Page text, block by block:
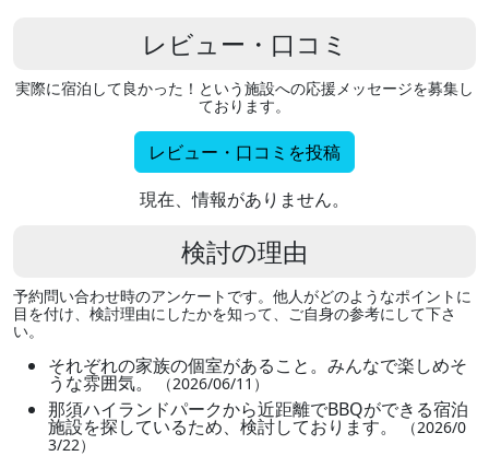
レビュー・口コミ
実際に宿泊して良かった！という施設への応援メッセージを募集し
ております。
レビュー・口コミを投稿
現在、情報がありません。
検討の理由
予約問い合わせ時のアンケートです。他人がどのようなポイントに
目を付け、検討理由にしたかを知って、ご自身の参考にして下さ
い。
それぞれの家族の個室があること。みんなで楽しめそ
うな雰囲気。 （2026/06/11）
那須ハイランドパークから近距離でBBQができる宿泊
施設を探しているため、検討しております。
（2026/0
3/22）